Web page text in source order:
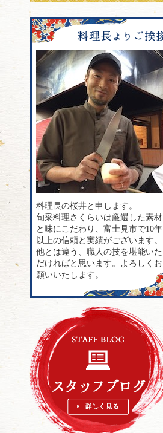
料理長の桜井と申します。
旬采料理さくらいは厳選した素材
と味にこだわり、富士見市で10年
以上の信頼と実績がございます。
他とは違う、職人の技を堪能いた
だければと思います。よろしくお
願いいたします。